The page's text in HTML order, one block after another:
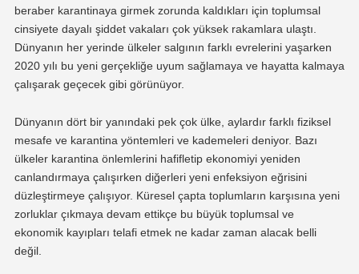
beraber karantinaya girmek zorunda kaldıkları için toplumsal
cinsiyete dayalı şiddet vakaları çok yüksek rakamlara ulaştı.
Dünyanın her yerinde ülkeler salgının farklı evrelerini yaşarken
2020 yılı bu yeni gerçekliğe uyum sağlamaya ve hayatta kalmaya
çalışarak geçecek gibi görünüyor.
Dünyanın dört bir yanındaki pek çok ülke, aylardır farklı fiziksel
mesafe ve karantina yöntemleri ve kademeleri deniyor. Bazı
ülkeler karantina önlemlerini hafifletip ekonomiyi yeniden
canlandırmaya çalışırken diğerleri yeni enfeksiyon eğrisini
düzleştirmeye çalışıyor. Küresel çapta toplumların karşısına yeni
zorluklar çıkmaya devam ettikçe bu büyük toplumsal ve
ekonomik kayıpları telafi etmek ne kadar zaman alacak belli
değil.